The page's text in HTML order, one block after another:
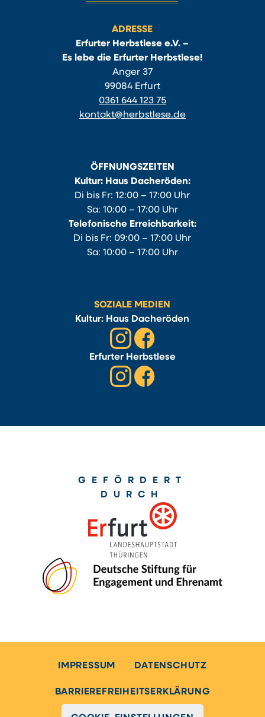
ADRESSE
Erfurter Herbstlese e.V. –
Es lebe die Erfurter Herbstlese!
Anger 37
99084 Erfurt
0361 644 123 75
kontakt@herbstlese.de
ÖFFNUNGSZEITEN
Kultur: Haus Dacheröden:
Di bis Fr: 12:00 – 17:00 Uhr
Sa: 10:00 – 17:00 Uhr
Telefonische Erreichbarkeit:
Di bis Fr: 09:00 – 17:00 Uhr
Sa: 10:00 – 17:00 Uhr
SOZIALE MEDIEN
Kultur: Haus Dacheröden
Erfurter Herbstlese
GEFÖRDERT
DURCH
IMPRESSUM DATENSCHUTZ
BARRIEREFREIHEITSERKLÄRUNG